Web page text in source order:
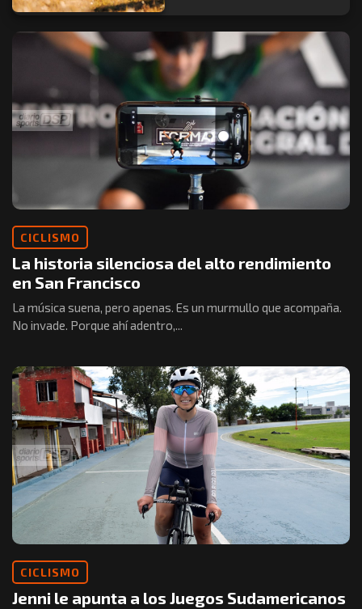
CICLISMO
La historia silenciosa del alto rendimiento
en San Francisco
La música suena, pero apenas. Es un murmullo que acompaña.
No invade. Porque ahí adentro,...
CICLISMO
Jenni le apunta a los Juegos Sudamericanos